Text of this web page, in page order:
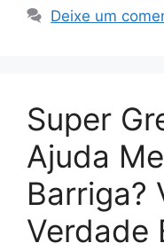
Deixe um
Super
Ajuda
Barriga?
Verdade